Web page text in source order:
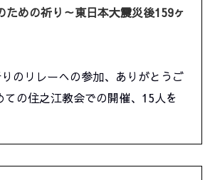
めの祈り～東日本大震災後159ヶ
のリレーへの参加、ありがとうご
ての住之江教会での開催、15人を